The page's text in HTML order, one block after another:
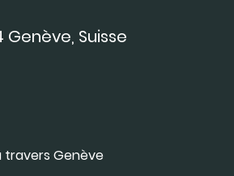
Genève, Suisse
travers Genève